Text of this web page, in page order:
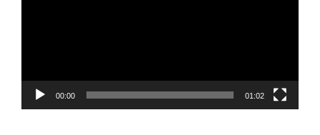
00:00 01:02